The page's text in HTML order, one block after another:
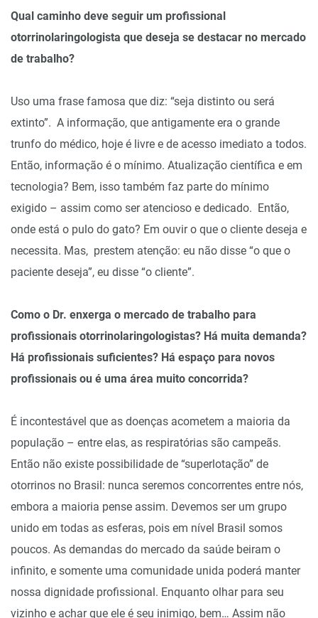
Qual caminho deve seguir um profissional
otorrinolaringologista que deseja se destacar no mercado
de trabalho?
Uso uma frase famosa que diz: “seja distinto ou será
extinto”. A informação, que antigamente era o grande
trunfo do médico, hoje é livre e de acesso imediato a todos.
Então, informação é o mínimo. Atualização científica e em
tecnologia? Bem, isso também faz parte do mínimo
exigido – assim como ser atencioso e dedicado. Então,
onde está o pulo do gato? Em ouvir o que o cliente deseja e
necessita. Mas, prestem atenção: eu não disse “o que o
paciente deseja”, eu disse “o cliente”.
Como o Dr. enxerga o mercado de trabalho para
profissionais otorrinolaringologistas? Há muita demanda?
Há profissionais suficientes? Há espaço para novos
profissionais ou é uma área muito concorrida?
É incontestável que as doenças acometem a maioria da
população – entre elas, as respiratórias são campeãs.
Então não existe possibilidade de “superlotação” de
otorrinos no Brasil: nunca seremos concorrentes entre nós,
embora a maioria pense assim. Devemos ser um grupo
unido em todas as esferas, pois em nível Brasil somos
poucos. As demandas do mercado da saúde beiram o
infinito, e somente uma comunidade unida poderá manter
nossa dignidade profissional. Enquanto olhar para seu
vizinho e achar que ele é seu inimigo, bem… Assim não